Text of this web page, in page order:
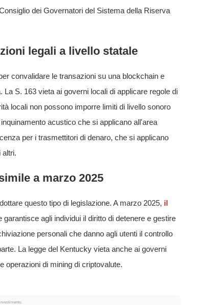
dei Governatori del Sistema della Riserva
legali a livello statale
convalidare le transazioni su una blockchain e
S. 163 vieta ai governi locali di applicare regole di
locali non possono imporre limiti di livello sonoro
acustico che si applicano all'area
per i trasmettitori di denaro, che si applicano
altri.
a marzo 2025
questo tipo di legislazione. A marzo 2025, il
agli individui il diritto di detenere e gestire
personali che danno agli utenti il controllo
La legge del Kentucky vieta anche ai governi
operazioni di mining di criptovalute.